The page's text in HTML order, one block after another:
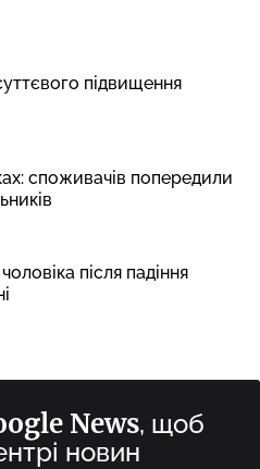
підвищення
споживачів попередили
після падіння
News, щоб
новин